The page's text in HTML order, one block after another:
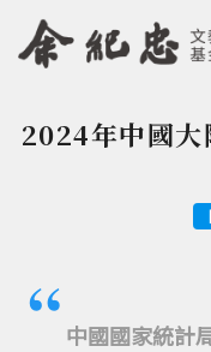
您在這裡
2024年中國大
中國國家統計